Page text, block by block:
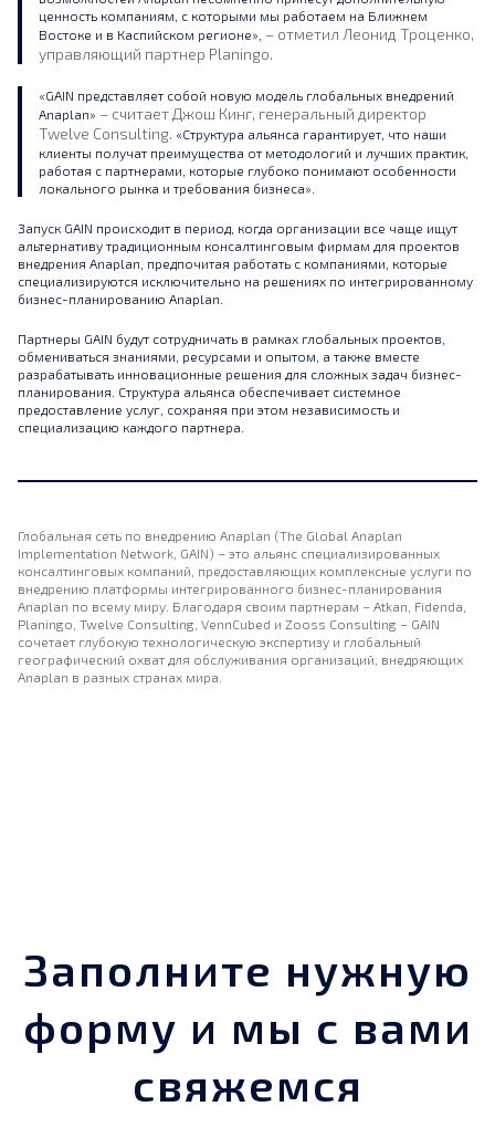
ценность компаниям, с которыми мы работаем на Ближнем
Востоке и в Каспийском регионе», – отметил Леонид Троценко,
управляющий партнер Planingo.
«GAIN представляет собой новую модель глобальных внедрений
Anaplan» – считает Джош Кинг, генеральный директор
Twelve Consulting. «Структура альянса гарантирует, что наши
клиенты получат преимущества от методологий и лучших практик,
работая с партнерами, которые глубоко понимают особенности
локального рынка и требования бизнеса».
Запуск GAIN происходит в период, когда организации все чаще ищут
альтернативу традиционным консалтинговым фирмам для проектов
внедрения Anaplan, предпочитая работать с компаниями, которые
специализируются исключительно на решениях по интегрированному
бизнес-планированию Anaplan.
Партнеры GAIN будут сотрудничать в рамках глобальных проектов,
обмениваться знаниями, ресурсами и опытом, а также вместе
разрабатывать инновационные решения для сложных задач бизнес-
планирования. Структура альянса обеспечивает системное
предоставление услуг, сохраняя при этом независимость и
специализацию каждого партнера.
Глобальная сеть по внедрению Anaplan (The Global Anaplan
Implementation Network, GAIN) – это альянс специализированных
консалтинговых компаний, предоставляющих комплексные услуги по
внедрению платформы интегрированного бизнес-планирования
Anaplan по всему миру. Благодаря своим партнерам – Atkan, Fidenda,
Planingo, Twelve Consulting, VennCubed и Zooss Consulting – GAIN
сочетает глубокую технологическую экспертизу и глобальный
географический охват для обслуживания организаций, внедряющих
Anaplan в разных странах мира.
Заполните нужную
форму и мы с вами
свяжемся